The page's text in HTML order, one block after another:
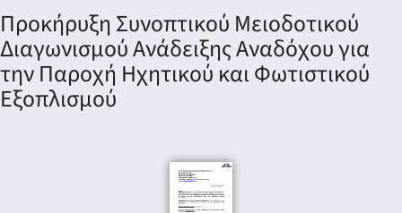
Προκήρυξη Συνοπτικού Μειοδοτικού
Διαγωνισμού Ανάδειξης Αναδόχου για
την Παροχή Ηχητικού και Φωτιστικού
Εξοπλισμού